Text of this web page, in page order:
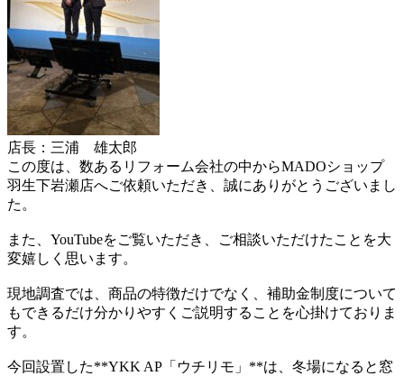
店長：三浦 雄太郎
この度は、数あるリフォーム会社の中からMADOショップ
羽生下岩瀬店へご依頼いただき、誠にありがとうございまし
た。
また、YouTubeをご覧いただき、ご相談いただけたことを大
変嬉しく思います。
現地調査では、商品の特徴だけでなく、補助金制度について
もできるだけ分かりやすくご説明することを心掛けておりま
す。
今回設置した**YKK AP「ウチリモ」**は、冬場になると窓